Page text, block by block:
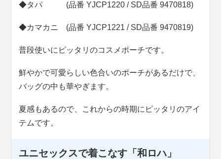
◆タパ (品番 YJCP1220 / SD品番 9470818)
◆カマカニ (品番 YJCP1221 / SD品番 9470819)
普段使いにピッタリのコスメポーチです。
鮮やかで可愛らしい色合いのポーチがあるだけで、
バッグの中も華やぎます。
夏感もあるので、これからの時期にピッタリのアイ
テムです。
ユニセックスで着こなす「和ロハ」